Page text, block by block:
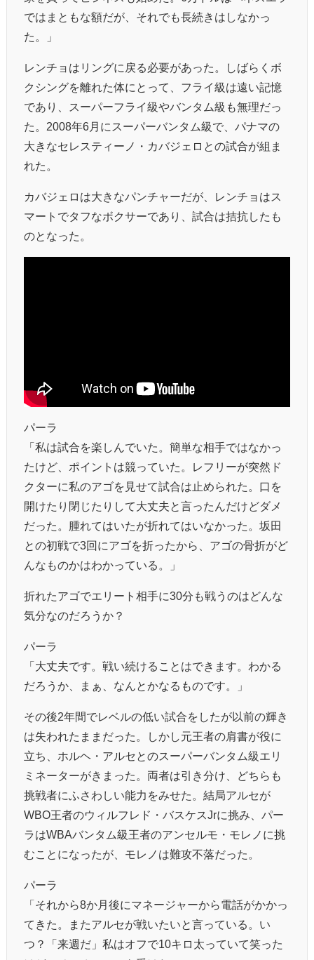
ではまともな額だが、それでも長続きはしなかっ
た。」
レンチョはリングに戻る必要があった。しばらくボ
クシングを離れた体にとって、フライ級は遠い記憶
であり、スーパーフライ級やバンタム級も無理だっ
た。2008年6月にスーパーバンタム級で、パナマの
大きなセレスティーノ・カバジェロとの試合が組ま
れた。
カバジェロは大きなパンチャーだが、レンチョはス
マートでタフなボクサーであり、試合は拮抗したも
のとなった。
パーラ
「私は試合を楽しんでいた。簡単な相手ではなかっ
たけど、ポイントは競っていた。レフリーが突然ド
クターに私のアゴを見せて試合は止められた。口を
開けたり閉じたりして大丈夫と言ったんだけどダメ
だった。腫れてはいたが折れてはいなかった。坂田
との初戦で3回にアゴを折ったから、アゴの骨折がど
んなものかはわかっている。」
折れたアゴでエリート相手に30分も戦うのはどんな
気分なのだろうか？
パーラ
「大丈夫です。戦い続けることはできます。わかる
だろうか、まぁ、なんとかなるものです。」
その後2年間でレベルの低い試合をしたが以前の輝き
は失われたままだった。しかし元王者の肩書が役に
立ち、ホルヘ・アルセとのスーパーバンタム級エリ
ミネーターがきまった。両者は引き分け、どちらも
挑戦者にふさわしい能力をみせた。結局アルセが
WBO王者のウィルフレド・バスケスJrに挑み、パー
ラはWBAバンタム級王者のアンセルモ・モレノに挑
むことになったが、モレノは難攻不落だった。
パーラ
「それから8か月後にマネージャーから電話がかかっ
てきた。またアルセが戦いたいと言っている。い
つ？「来週だ」私はオフで10キロ太っていて笑った